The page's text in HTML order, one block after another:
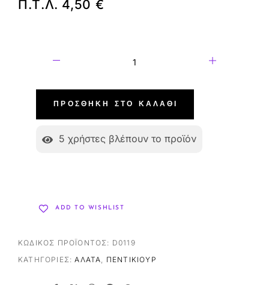
Π.Τ.Λ. 4,50 €
ΠΡΟΣΘΉΚΗ ΣΤΟ ΚΑΛΆΘΙ
5 χρήστες βλέπουν το προϊόν
ADD TO WISHLIST
ΚΩΔΙΚΌΣ ΠΡΟΪΌΝΤΟΣ: D0119
ΚΑΤΗΓΟΡΊΕΣ:ΆΛΑΤΑ, ΠΕΝΤΙΚΙΟΎΡ